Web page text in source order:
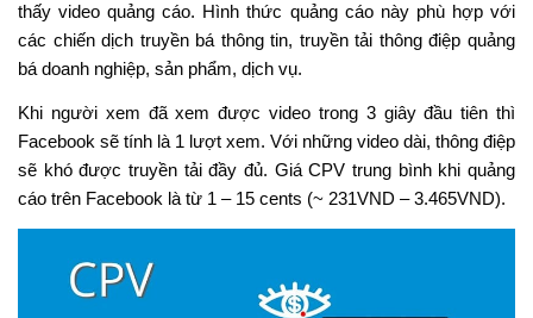
thấy video quảng cáo. Hình thức quảng cáo này phù hợp với
các chiến dịch truyền bá thông tin, truyền tải thông điệp quảng
bá doanh nghiệp, sản phẩm, dịch vụ.
Khi người xem đã xem được video trong 3 giây đầu tiên thì
Facebook sẽ tính là 1 lượt xem. Với những video dài, thông điệp
sẽ khó được truyền tải đầy đủ. Giá CPV trung bình khi quảng
cáo trên Facebook là từ 1 – 15 cents (~ 231VND – 3.465VND).